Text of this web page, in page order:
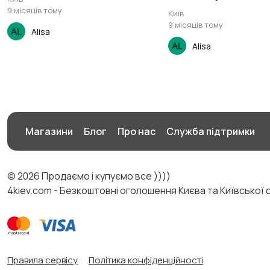
9 місяців тому
Alisa
Київ
9 місяців тому
Alisa
Магазини Блог Про нас Служба підтримки
© 2026 Продаємо і купуємо все ))))
4kiev.com - Безкоштовні оголошення Києва та Київської
Правила сервісу Політика конфіденційності